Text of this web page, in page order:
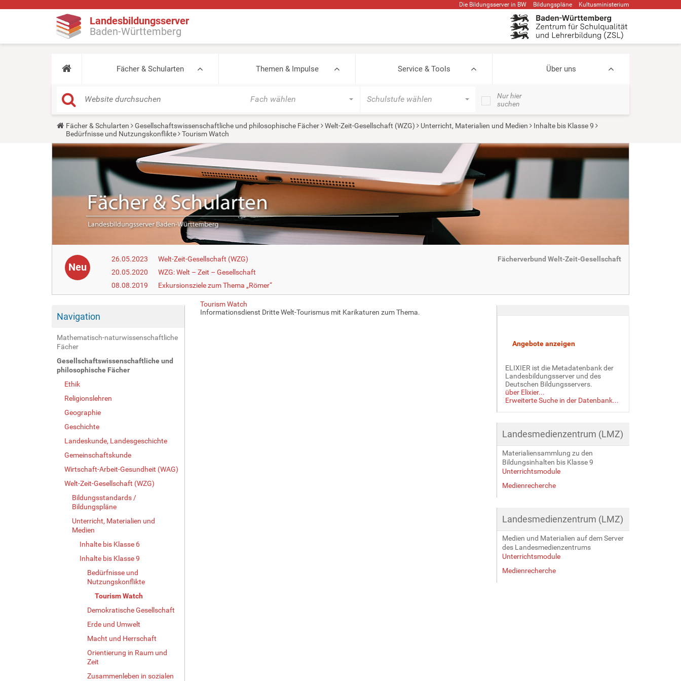
Die Bildungsserver in BW Bildungspläne Kultusministerium
Landesbildungsserver
Baden-Württemberg
Fächer & Schularten Themen & Impulse Service & Tools Über uns
Fach wählen Schulstufe wählen
Nur hier
suchen
Y
u
a
r
e
Fächer & Schularten Gesellschaftswissenschaftliche und philosophische Fächer Welt-Zeit-Gesellschaft (WZG) Unterricht, Materialien und Medien
Inhalte bis Klasse 9
Bedürfnisse und Nutzungskonflikte
Tourism Watch
Neu
26.05.2023
Welt-Zeit-Gesellschaft (WZG)
20.05.2020
WZG: Welt – Zeit – Gesellschaft
08.08.2019
Exkursionsziele zum Thema „Römer“
Fächerverbund Welt-Zeit-Gesellschaft
Navigation
Mathematisch-naturwissenschaftliche
Fächer
Gesellschaftswissenschaftliche und
philosophische Fächer
Ethik
Religionslehren
Geographie
Geschichte
Landeskunde, Landesgeschichte
Gemeinschaftskunde
Wirtschaft-Arbeit-Gesundheit (WAG)
Welt-Zeit-Gesellschaft (WZG)
Bildungsstandards /
Bildungspläne
Unterricht, Materialien und
Medien
Inhalte bis Klasse 6
Inhalte bis Klasse 9
Bedürfnisse und
Nutzungskonflikte
Tourism Watch
Demokratische Gesellschaft
Erde und Umwelt
Macht und Herrschaft
Orientierung in Raum und
Zeit
Zusammenleben in sozialen
Tourism Watch
Informationsdienst Dritte Welt-Tourismus mit Karikaturen zum Thema.
ELIXIER ist die Metadatenbank der
Landesbildungsserver und des
Deutschen Bildungsservers.
über Elixier...
Erweiterte Suche in der Datenbank...
Landesmedienzentrum (LMZ)
Materialiensammlung zu den
Bildungsinhalten bis Klasse 9
Unterrichtsmodule
Medienrecherche
Landesmedienzentrum (LMZ)
Medien und Materialien auf dem Server
des Landesmedienzentrums
Unterrichtsmodule
Medienrecherche